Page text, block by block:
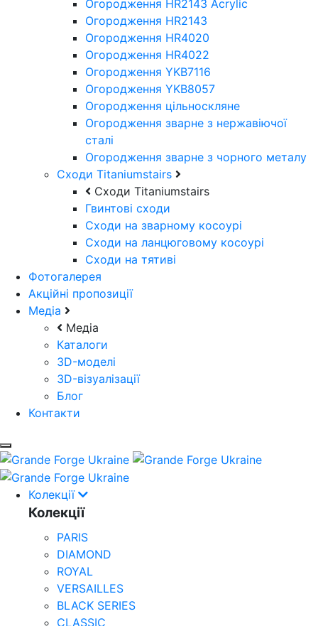
Огородження HR2143 Acrylic
Огородження HR2143
Огородження HR4020
Огородження HR4022
Огородження YKB7116
Огородження YKB8057
Огородження цільноскляне
Огородження зварне з нержавіючої
сталі
Огородження зварне з чорного металу
Сходи Titaniumstairs
Сходи Titaniumstairs
Гвинтові сходи
Cходи на зварному косоурі
Сходи на ланцюговому косоурі
Cходи на тятиві
Фотогалерея
Акційні пропозиції
Медіа
Медіа
Каталоги
3D-моделі
3D-візуалізації
Блог
Контакти
Колекції
Колекції
PARIS
DIAMOND
ROYAL
VERSAILLES
BLACK SERIES
CLASSIC